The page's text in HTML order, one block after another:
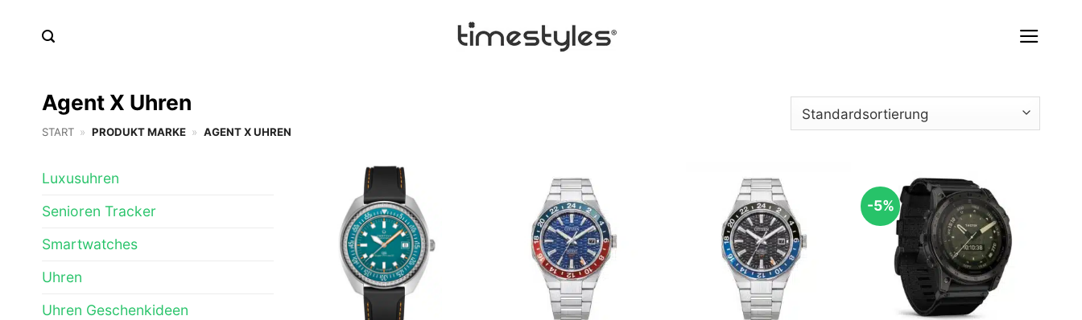
Agent X Uhren
START » PRODUKT MARKE » AGENT X UHREN
Luxusuhren
Senioren Tracker
Smartwatches
Uhren
Uhren Geschenkideen
-5%